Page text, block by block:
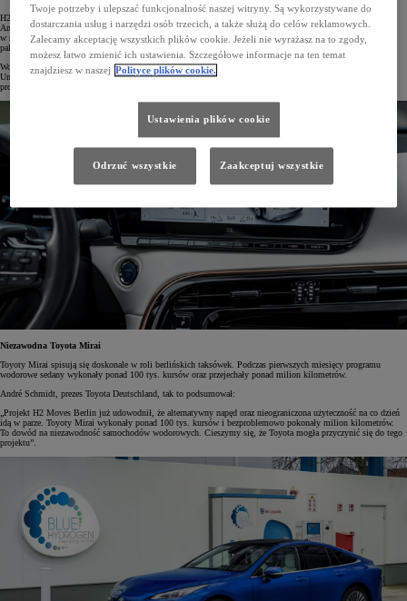
H2 Moves Berlin to program, w którym uczestniczą Toyota Deutschland, SafeDriver ENNOO i Anglo
American. Toyota, chcąc przetestować praktyczność eksploatacji samochodów zasilanych wodorem
w metropolii, udostępni pasażerom Ubera w Berlinie 200 sedanów Mirai z elektrycznym napędem na ogniwa
paliwowe. Firma SafeDriver Group, oferująca samochody z kierowcą dla VIP-ów, zajmie się obsługą aut.
Wodorową Toyotę można będzie zarezerwować za pośrednictwem aplikacji Uber w usłudze Comfort Electric.
Umożliwia ona pasażerom zamówienie nowoczesnych, bezemisyjnych samochodów o wysokim komforcie,
prowadzonych przez najlepszych kierowców.
Niezawodna Toyota Mirai
Toyoty Mirai spisują się doskonale w roli berlińskich taksówek. Podczas pierwszych miesięcy programu
wodorowe sedany wykonały ponad 100 tys. kursów oraz przejechały ponad milion kilometrów.
André Schmidt, prezes Toyota Deutschland, tak to podsumował:
„Projekt H2 Moves Berlin już udowodnił, że alternatywny napęd oraz nieograniczona użyteczność na co dzień
idą w parze. Toyoty Mirai wykonały ponad 100 tys. kursów i bezproblemowo pokonały milion kilometrów.
To dowód na niezawodność samochodów wodorowych. Cieszymy się, że Toyota mogła przyczynić się do tego
projektu”.
Twoje potrzeby i ulepszać funkcjonalność naszej witryny. Są wykorzystywane do
dostarczania usług i narzędzi osób trzecich, a także służą do celów reklamowych.
Zalecamy akceptację wszystkich plików cookie. Jeżeli nie wyrażasz na to zgody,
możesz łatwo zmienić ich ustawienia. Szczegółowe informacje na ten temat
znajdziesz w naszej Polityce plików cookie.
Ustawienia plików cookie
Odrzuć wszystkie Zaakceptuj wszystkie